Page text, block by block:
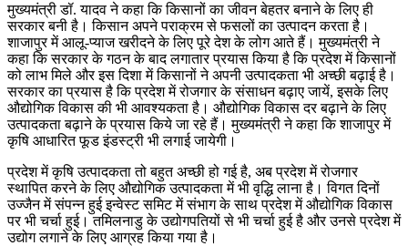
मुख्यमंत्री डॉ. यादव ने कहा कि किसानों का जीवन बेहतर बनाने के लिए ही
सरकार बनी है। किसान अपने पराक्रम से फसलों का उत्पादन करता है।
शाजापुर में आलू-प्याज खरीदने के लिए पूरे देश के लोग आते हैं। मुख्यमंत्री ने
कहा कि सरकार के गठन के बाद लगातार प्रयास किया है कि प्रदेश में किसानों
को लाभ मिले और इस दिशा में किसानों ने अपनी उत्पादकता भी अच्छी बढ़ाई है।
सरकार का प्रयास है कि प्रदेश में रोजगार के संसाधन बढ़ाए जायें, इसके लिए
औद्योगिक विकास की भी आवश्यकता है। औद्योगिक विकास दर बढ़ाने के लिए
उत्पादकता बढ़ाने के प्रयास किये जा रहे हैं। मुख्यमंत्री ने कहा कि शाजापुर में
कृषि आधारित फूड इंडस्ट्री भी लगाई जायेगी।
प्रदेश में कृषि उत्पादकता तो बहुत अच्छी हो गई है, अब प्रदेश में रोजगार
स्थापित करने के लिए औद्योगिक उत्पादकता में भी वृद्धि लाना है। विगत दिनों
उज्जैन में संपन्न हुई इन्वेस्ट समिट में संभाग के साथ प्रदेश में औद्योगिक विकास
पर भी चर्चा हुई। तमिलनाडु के उद्योगपतियों से भी चर्चा हुई है और उनसे प्रदेश में
उद्योग लगाने के लिए आग्रह किया गया है।